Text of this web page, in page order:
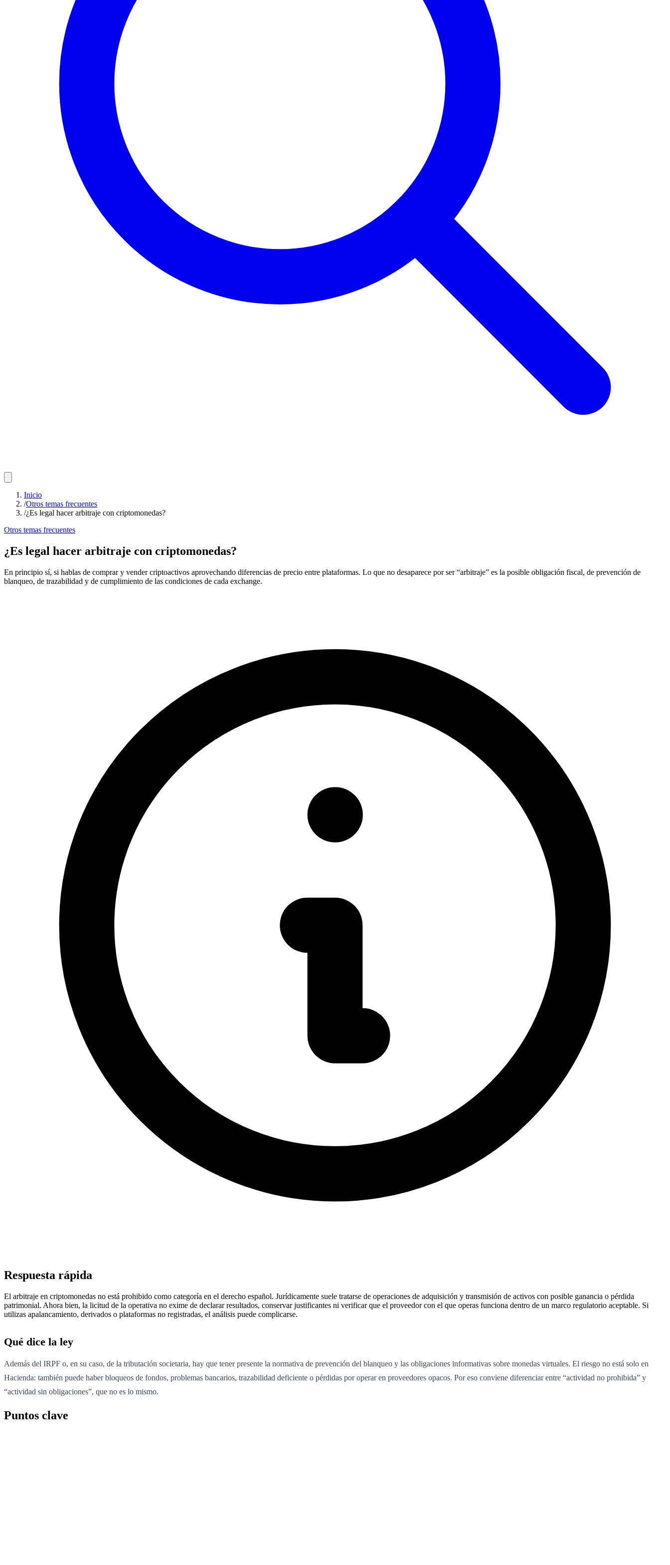
Inicio
/Otros temas frecuentes
/¿Es legal hacer arbitraje con criptomonedas?
Otros temas frecuentes
¿Es legal hacer arbitraje con criptomonedas?
En principio sí, si hablas de comprar y vender criptoactivos aprovechando diferencias de precio entre plataformas. Lo que no desaparece por ser “arbitraje” es la posible obligación fiscal, de prevención de
blanqueo, de trazabilidad y de cumplimiento de las condiciones de cada exchange.
Respuesta rápida
El arbitraje en criptomonedas no está prohibido como categoría en el derecho español. Jurídicamente suele tratarse de operaciones de adquisición y transmisión de activos con posible ganancia o pérdida
patrimonial. Ahora bien, la licitud de la operativa no exime de declarar resultados, conservar justificantes ni verificar que el proveedor con el que operas funciona dentro de un marco regulatorio aceptable. Si
utilizas apalancamiento, derivados o plataformas no registradas, el análisis puede complicarse.
Qué dice la ley
Además del IRPF o, en su caso, de la tributación societaria, hay que tener presente la normativa de prevención del blanqueo y las obligaciones informativas sobre monedas virtuales. El riesgo no está solo en
Hacienda: también puede haber bloqueos de fondos, problemas bancarios, trazabilidad deficiente o pérdidas por operar en proveedores opacos. Por eso conviene diferenciar entre “actividad no prohibida” y
“actividad sin obligaciones”, que no es lo mismo.
Puntos clave